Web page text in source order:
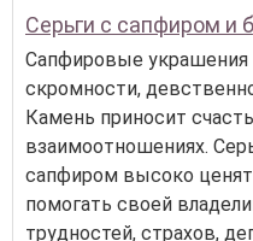
Серьги с сапфиром и
Сапфировые украшения
скромности,
Камень приносит
взаимоотношениях.
сапфиром высоко ценят
помогать своей
трудностей, страхов,